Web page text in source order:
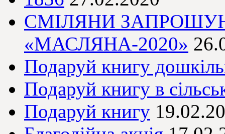
СМІЛЯНИ
«МАСЛЯНА-2020»
Подаруй книгу
Подаруй книгу в
Подаруй книгу